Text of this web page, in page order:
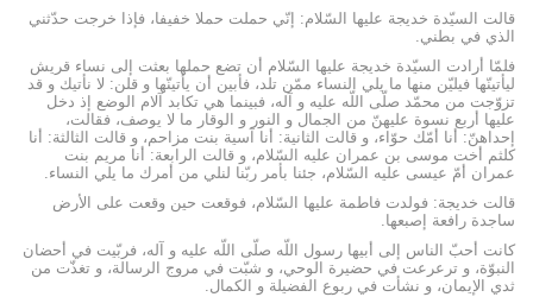
قالت السيّدة خديجة عليها السّلام: إنّي حملت حملا خفيفا، فإذا خرجت حدّثني
الذي في بطني.
فلمّا أرادت السيّدة خديجة عليها السّلام أن تضع حملها بعثت إلى نساء قريش
ليأتينّها فيليّن منها ما يلي النساء ممّن تلد، فأبين أن يأتينّها و قلن: لا نأتيك و قد
تزوّجت من محمّد صلّى اللّه عليه و آله، فبينما هي تكابد آلام الوضع إذ دخل
عليها أربع نسوة عليهنّ من الجمال و النور و الوقار ما لا يوصف، فقالت،
إحداهنّ: أنا أمّك حوّاء، و قالت الثانية: أنا آسية بنت مزاحم، و قالت الثالثة: أنا
كلثم أخت موسى بن عمران عليه السّلام، و قالت الرابعة: أنا مريم بنت
عمران أمّ عيسى عليه السّلام، جئنا بأمر ربّنا لنلي من أمرك ما يلي النساء.
قالت خديجة: فولدت فاطمة عليها السّلام، فوقعت حين وقعت على الأرض
ساجدة رافعة إصبعها.
كانت أحبّ الناس إلى أبيها رسول اللّه صلّى اللّه عليه و آله، فربّيت في أحضان
النبوّة، و ترعرعت في حضيرة الوحي، و شبّت في مروج الرسالة، و تغذّت من
ثدي الإيمان، و نشأت في ربوع الفضيلة و الكمال.